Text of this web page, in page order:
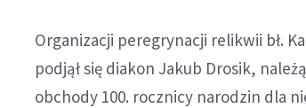
Organizacji peregrynacji relikwii bł.
podjął się diakon Jakub Drosik,
obchody 100. rocznicy narodzin dla